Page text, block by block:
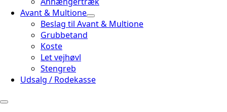
Avant & Multione
Beslag til Avant & Multione
Grubbetand
Koste
Let vejhøvl
Stengreb
Udsalg / Rodekasse